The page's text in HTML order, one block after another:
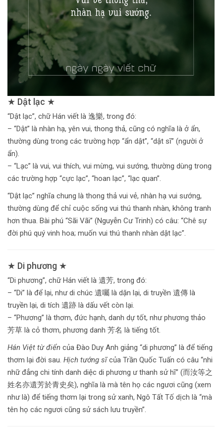
★ Dật lạc ★
“Dật lạc”, chữ Hán viết là 逸樂, trong đó:
– “Dật” là nhàn hạ, yên vui, thong thả, cũng có nghĩa là ở ẩn,
thường dùng trong các trường hợp “ẩn dật”, “dật sĩ” (người ở
ẩn).
– “Lạc” là vui, vui thích, vui mừng, vui sướng, thường dùng trong
các trường hợp “cực lạc”, “hoan lạc”, “lạc quan”.
“Dật lạc” nghĩa chung là thong thả vui vẻ, nhàn hạ vui sướng,
thường dùng để chỉ cuộc sống vui thú thanh nhàn, không tranh
hơn thua. Bài phú “Sãi Vãi” (Nguyễn Cư Trinh) có câu: “Chê sự
đời phú quý vinh hoa; muốn vui thú thanh nhàn dật lạc”.
★ Di phương ★
“Di phương”, chữ Hán viết là 遺芳, trong đó:
– “Di” là để lại, như di chúc 遺囑 là dặn lại, di truyền 遺傳 là
truyền lại, di tích 遺跡 là dấu vết còn lại.
– “Phương” là thơm, đức hạnh, danh dự tốt, như phương thảo
芳草 là cỏ thơm, phương danh 芳名 là tiếng tốt.
Hán Việt từ điển của Đào Duy Anh giảng “di phương” là để tiếng
thơm lại đời sau. Hịch tướng sĩcủa Trần Quốc Tuấn có câu “nhi
nhữ đẳng chi tính danh diệc di phương ư thanh sử hĩ” (而汝等之
姓名亦遺芳於青史矣), nghĩa là mà tên họ các ngươi cũng (xem
như là) để tiếng thơm lại trong sử xanh, Ngô Tất Tố dịch là “mà
tên họ các ngươi cũng sử sách lưu truyền”.